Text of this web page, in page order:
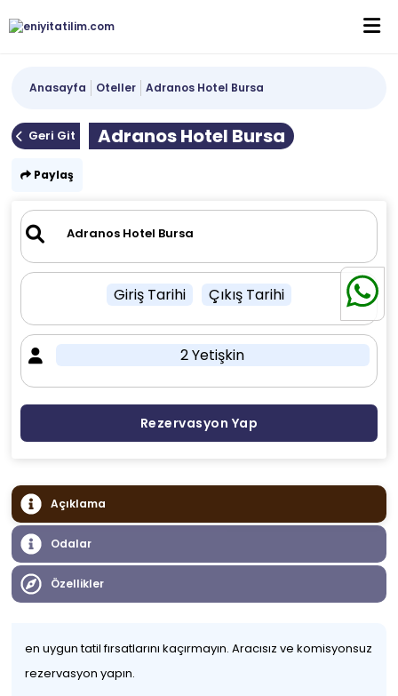
Anasayfa Oteller Adranos Hotel Bursa
Geri Git Adranos Hotel Bursa
Paylaş
Giriş Tarihi Çıkış Tarihi
2 Yetişkin
Rezervasyon Yap
Açıklama
Odalar
Özellikler
en uygun tatil fırsatlarını kaçırmayın. Aracısız ve komisyonsuz
rezervasyon yapın.